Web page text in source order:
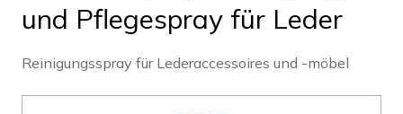
und Pflegespray für Leder
Reinigungsspray für Lederaccessoires und -möbel